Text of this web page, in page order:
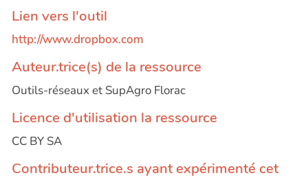
Lien vers l'outil
http://www.dropbox.com
Auteur.trice(s) de la ressource
Outils-réseaux et SupAgro Florac
Licence d'utilisation la ressource
CC BY SA
Contributeur.trice.s ayant expérimenté cet